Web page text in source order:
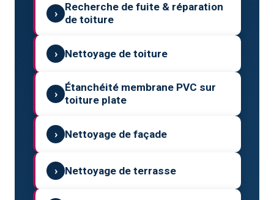
›
Recherche de fuite & réparation
de toiture
› Nettoyage de toiture
›
Étanchéité membrane PVC sur
toiture plate
› Nettoyage de façade
› Nettoyage de terrasse